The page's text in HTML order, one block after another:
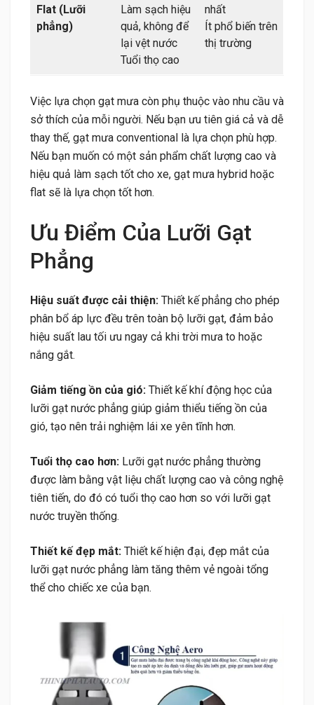
Flat (Lưỡi
phẳng)
Làm sạch hiệu
quả, không để
lại vệt nước
Tuổi thọ cao
nhất
Ít phổ biến trên
thị trường
Việc lựa chọn gạt mưa còn phụ thuộc vào nhu cầu và
sở thích của mỗi người. Nếu bạn ưu tiên giá cả và dễ
thay thế, gạt mưa conventional là lựa chọn phù hợp.
Nếu bạn muốn có một sản phẩm chất lượng cao và
hiệu quả làm sạch tốt cho xe, gạt mưa hybrid hoặc
flat sẽ là lựa chọn tốt hơn.
Ưu Điểm Của Lưỡi Gạt
Phẳng
Hiệu suất được cải thiện: Thiết kế phẳng cho phép
phân bổ áp lực đều trên toàn bộ lưỡi gạt, đảm bảo
hiệu suất lau tối ưu ngay cả khi trời mưa to hoặc
nắng gắt.
Giảm tiếng ồn của gió: Thiết kế khí động học của
lưỡi gạt nước phẳng giúp giảm thiểu tiếng ồn của
gió, tạo nên trải nghiệm lái xe yên tĩnh hơn.
Tuổi thọ cao hơn: Lưỡi gạt nước phẳng thường
được làm bằng vật liệu chất lượng cao và công nghệ
tiên tiến, do đó có tuổi thọ cao hơn so với lưỡi gạt
nước truyền thống.
Thiết kế đẹp mắt: Thiết kế hiện đại, đẹp mắt của
lưỡi gạt nước phẳng làm tăng thêm vẻ ngoài tổng
thể cho chiếc xe của bạn.